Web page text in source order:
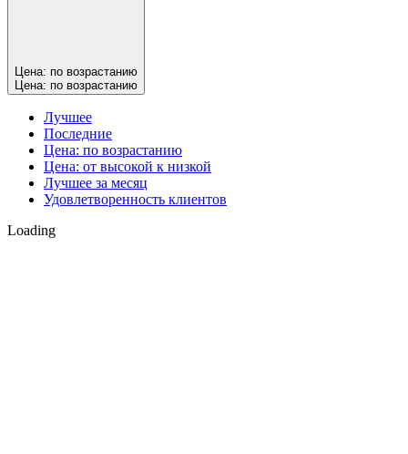
Цена: по возрастанию
Цена: по возрастанию
Лучшее
Последние
Цена: по возрастанию
Цена: от высокой к низкой
Лучшее за месяц
Удовлетворенность клиентов
Loading